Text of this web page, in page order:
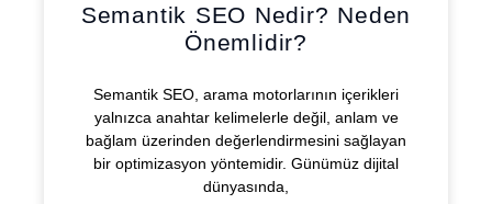
Semantik SEO Nedir? Neden
Önemlidir?
Semantik SEO, arama motorlarının içerikleri
yalnızca anahtar kelimelerle değil, anlam ve
bağlam üzerinden değerlendirmesini sağlayan
bir optimizasyon yöntemidir. Günümüz dijital
dünyasında,